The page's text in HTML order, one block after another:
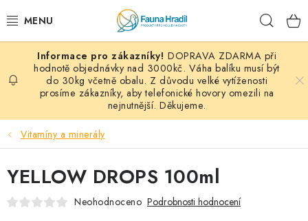
na
PAPOUŠCI A EXOTI
ZRNINY A OBILOVINY
MDM KRMIVA
KONTAKT
DOPRAVA ZDARMA při
hodnotě objednávky nad 3000kč. Váha balíku musí být
do 30kg včetně obalu. Z důvodu velké vytíženosti
prosíme zákazníky, aby telefonické hovory omezili na
nejnutnější. Děkujeme.
Vitamíny a minerály
YELLOW DROPS 100ml
Neohodnoceno Podrobnosti hodnocení